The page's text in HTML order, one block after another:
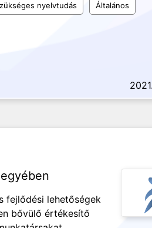
nyelvtudás Általános
fejlődési lehetőségek
bővülő értékesítő